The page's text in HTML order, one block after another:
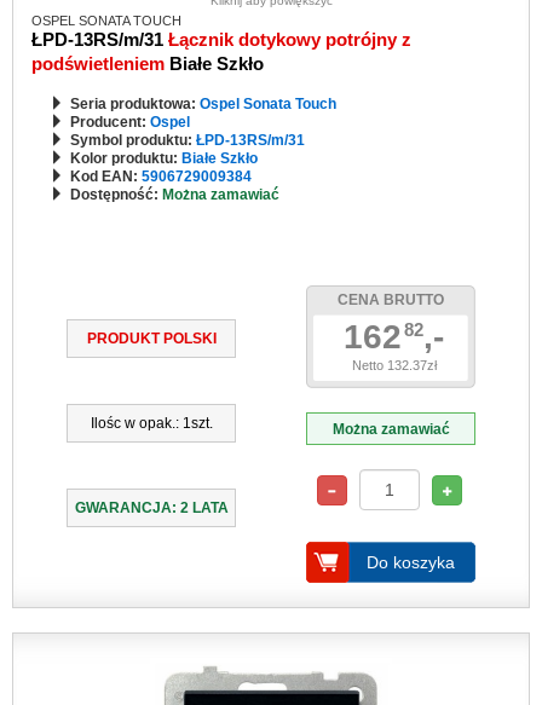
OSPEL SONATA TOUCH
ŁPD-13RS/m/31 Łącznik dotykowy potrójny z
podświetleniem Białe Szkło
Seria produktowa: Ospel Sonata Touch
Producent: Ospel
Symbol produktu: ŁPD-13RS/m/31
Kolor produktu: Białe Szkło
Kod EAN: 5906729009384
Dostępność: Można zamawiać
PRODUKT POLSKI
Ilośc w opak.: 1szt.
GWARANCJA: 2 LATA
CENA BRUTTO
16282,-
Netto 132.37zł
Można zamawiać
Do koszyka